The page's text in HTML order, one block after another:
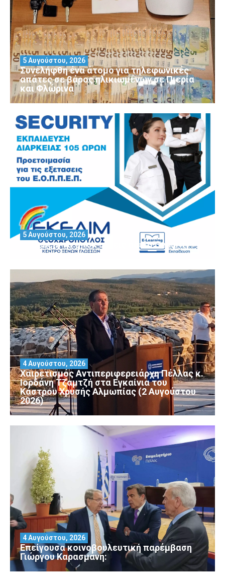
Συνελήφθη ένα άτομο για τηλεφωνικές
απάτες σε βάρος ηλικιωμένων σε Πιερία
και Φλώρινα
5 Αυγούστου, 2026
Θέλεις να αποκτήσεις άδεια Security?
5 Αυγούστου, 2026
Χαιρετισμός Αντιπεριφερειάρχη Πέλλας κ.
Ιορδάνη Τζαμτζή στα Εγκαίνια του
Κάστρου Χρυσής Αλμωπίας (2 Αυγούστου
2026)
4 Αυγούστου, 2026
Επείγουσα κοινοβουλευτική παρέμβαση
Γιώργου Καρασμάνη:
4 Αυγούστου, 2026